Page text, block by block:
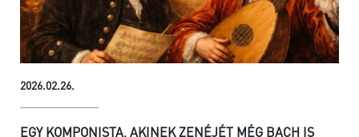
2026.02.26.
EGY KOMPONISTA, AKINEK ZENÉJÉT MÉG BACH IS